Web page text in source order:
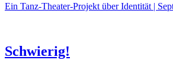
Ein Tanz-Theater-Projekt über Identität |
Schwierig!